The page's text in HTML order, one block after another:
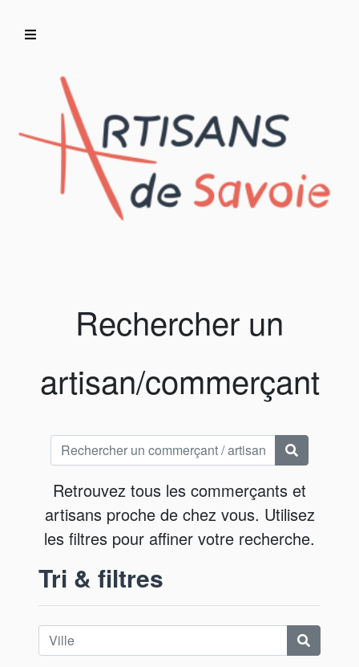
Accueil
Artisans/Commerçants
Rechercher un
artisan/commerçant
Retrouvez tous les commerçants et
artisans proche de chez vous. Utilisez
les filtres pour affiner votre recherche.
Tri & filtres